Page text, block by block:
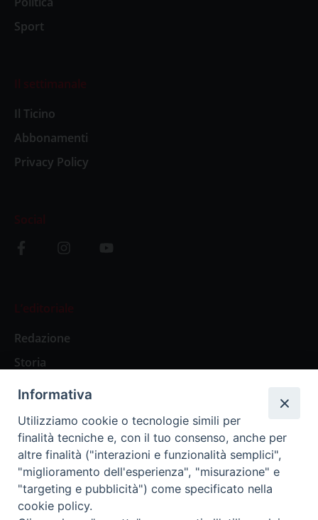
Sport
Il settimanale
Il Ticino
Abbonamenti
Privacy Policy
Social
L’editoriale
Redazione
Storia
Abbonamenti
Abbonamento Annuale Digitale
Abbonamento Annuale Cartaceo
Abbonamento Singola Copia Digitale
Informativa
Utilizziamo cookie o tecnologie simili per
finalità tecniche e, con il tuo consenso, anche per
altre finalità ("interazioni e funzionalità semplici",
"miglioramento dell'esperienza", "misurazione" e
"targeting e pubblicità") come specificato nella
cookie policy.